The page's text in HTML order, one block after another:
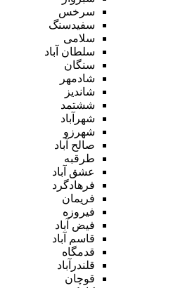
سرخس
سفیدسنگ
سلامی
سلطان آباد
سنگان
شادمهر
شاندیز
ششتمد
شهرآباد
شهرزو
صالح آباد
طرقبه
عشق آباد
فرهادگرد
فریمان
فیروزه
فیض آباد
قاسم آباد
قدمگاه
قلندرآباد
قوچان